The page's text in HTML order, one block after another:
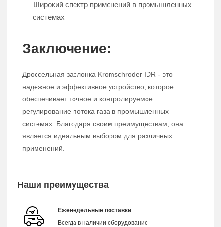
Широкий спектр применений в промышленных
системах
Заключение:
Дроссельная заслонка Kromschroder IDR - это
надежное и эффективное устройство, которое
обеспечивает точное и контролируемое
регулирование потока газа в промышленных
системах. Благодаря своим преимуществам, она
является идеальным выбором для различных
применений.
Наши преимущества
Еженедельные поставки
Всегда в наличии оборудование